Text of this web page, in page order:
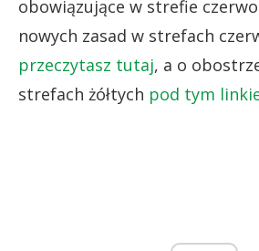
obowiązujące w strefie
nowych zasad w strefach
przeczytasz tutaj, a o
strefach żółtych pod tym